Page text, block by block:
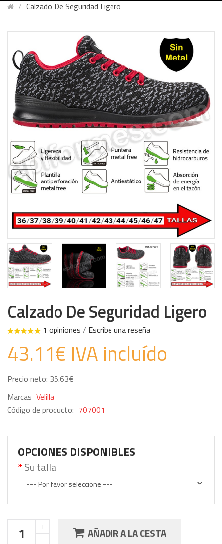
Calzado De Seguridad Ligero
Calzado De Seguridad Ligero
1 opiniones / Escribe una reseña
43.11€ IVA incluído
Precio neto: 35.63€
Marcas Velilla
Código de producto: 707001
OPCIONES DISPONIBLES
Su talla
AÑADIR A LA CESTA